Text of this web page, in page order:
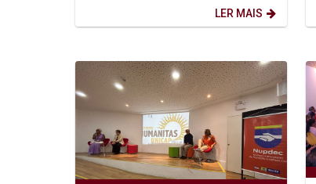
especiais. E o primeiro deles...LER MAIS